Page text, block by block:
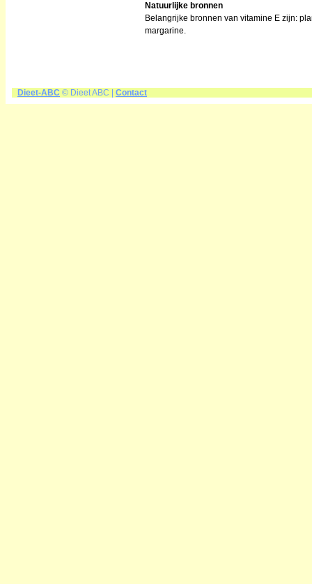
Natuurlijke bronnen
Belangrijke bronnen van vitamine E zijn:
margarine.
Dieet-ABC © Dieet ABC | Contact